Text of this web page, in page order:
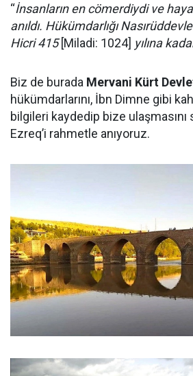
“İnsanların en cömerdiydi ve
anıldı. Hükümdarlığı
Hicri 415[Miladi: 1024] yılına
Biz de burada Mervani Kürt
hükümdarlarını, İbn Dimne gibi
bilgileri kaydedip bize ulaşmasını
Ezreq’i rahmetle anıyoruz.